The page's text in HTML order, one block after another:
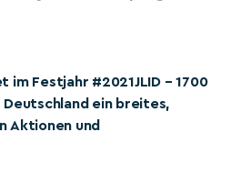
Festjahr #2021JLID – 1700
Deutschland ein breites,
Aktionen und